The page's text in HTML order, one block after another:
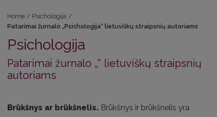
Home / Psichologija /
Patarimai žurnalo „Psichologija“ lietuviškų straipsnių autoriams
Psichologija
Patarimai žurnalo „“ lietuviškų straipsnių
autoriams
Brūkšnys ar brūkšnelis. Brūkšnys ir brūkšnelis yra